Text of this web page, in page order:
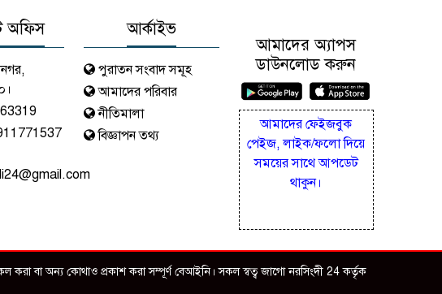
অফিস আর্কাইভ
পুরাতন সংবাদ সমূহ
আমাদের পরিবার
নীতিমালা
বিজ্ঞাপন তথ্য
আমাদের অ্যাপস
ডাউনলোড করুন
আমাদের ফেইজবুক
পেইজ, লাইক/ফলো দিয়ে
সময়ের সাথে আপডেট
থাকুন।
করা বা অন্য কোথাও প্রকাশ করা সম্পূর্ণ বেআইনি। সকল স্বত্ব জাগো নরসিংদী 24 কর্তৃক